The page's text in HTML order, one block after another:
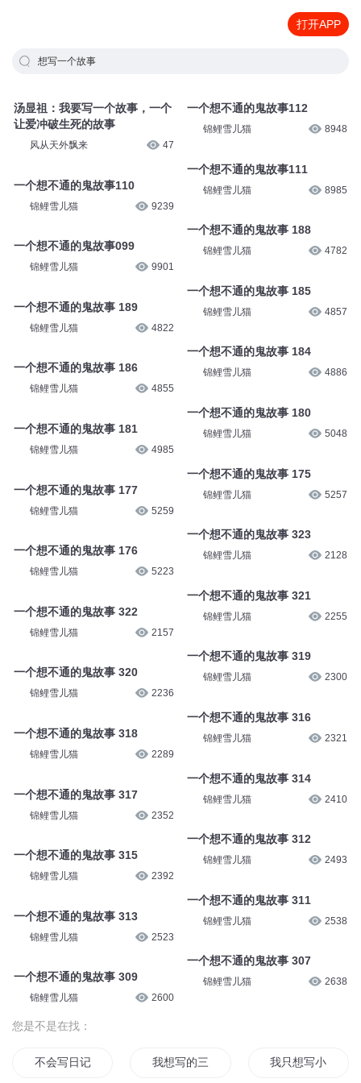
打开APP
想写一个故事
汤显祖：我要写一个故事，一个
让爱冲破生死的故事
风从天外飘来 47
一个想不通的鬼故事110
锦鲤雪儿猫 9239
一个想不通的鬼故事099
锦鲤雪儿猫 9901
一个想不通的鬼故事 189
锦鲤雪儿猫 4822
一个想不通的鬼故事 186
锦鲤雪儿猫 4855
一个想不通的鬼故事 181
锦鲤雪儿猫 4985
一个想不通的鬼故事 177
锦鲤雪儿猫 5259
一个想不通的鬼故事 176
锦鲤雪儿猫 5223
一个想不通的鬼故事 322
锦鲤雪儿猫 2157
一个想不通的鬼故事 320
锦鲤雪儿猫 2236
一个想不通的鬼故事 318
锦鲤雪儿猫 2289
一个想不通的鬼故事 317
锦鲤雪儿猫 2352
一个想不通的鬼故事 315
锦鲤雪儿猫 2392
一个想不通的鬼故事 313
锦鲤雪儿猫 2523
一个想不通的鬼故事 309
锦鲤雪儿猫 2600
一个想不通的鬼故事112
锦鲤雪儿猫 8948
一个想不通的鬼故事111
锦鲤雪儿猫 8985
一个想不通的鬼故事 188
锦鲤雪儿猫 4782
一个想不通的鬼故事 185
锦鲤雪儿猫 4857
一个想不通的鬼故事 184
锦鲤雪儿猫 4886
一个想不通的鬼故事 180
锦鲤雪儿猫 5048
一个想不通的鬼故事 175
锦鲤雪儿猫 5257
一个想不通的鬼故事 323
锦鲤雪儿猫 2128
一个想不通的鬼故事 321
锦鲤雪儿猫 2255
一个想不通的鬼故事 319
锦鲤雪儿猫 2300
一个想不通的鬼故事 316
锦鲤雪儿猫 2321
一个想不通的鬼故事 314
锦鲤雪儿猫 2410
一个想不通的鬼故事 312
锦鲤雪儿猫 2493
一个想不通的鬼故事 311
锦鲤雪儿猫 2538
一个想不通的鬼故事 307
锦鲤雪儿猫 2638
您是不是在找：
不会写日记 我想写的三国 我只想写小说